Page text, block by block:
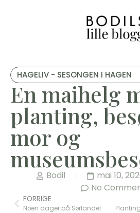
HAGELIV - SESONGEN I HAGEN
En maihelg
planting,
mor og
Bodil mai 10,
No
FORRIGE
Noen dager på Sørlandet